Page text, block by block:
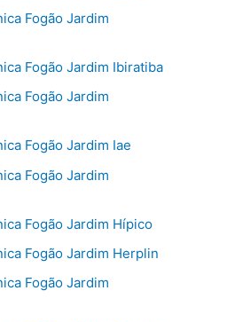
Fogão Jardim
Fogão Jardim Ibiratiba
Fogão Jardim
Fogão Jardim Iae
Fogão Jardim
Fogão Jardim Hípico
Fogão Jardim Herplin
Fogão Jardim